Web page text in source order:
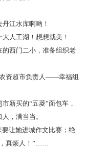
江水库啊哟！
人工湖！想想就美！
西门二小，准备组织老
资超市负责人——幸福组
新买的“五菱”面包车，
，满当当。
让她进城作文比赛；绝
，真烦人！”……